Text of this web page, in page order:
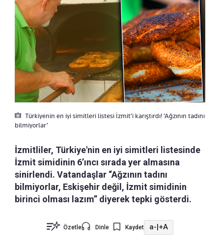
Türkiyenin en iyi simitleri listesi İzmit’i karıştırdı! ‘Ağzının tadını
bilmiyorlar’
İzmitliler, Türkiye'nin en iyi simitleri listesinde
İzmit simidinin 6’ıncı sırada yer almasına
sinirlendi. Vatandaşlar “Ağzının tadını
bilmiyorlar, Eskişehir değil, İzmit simidinin
birinci olması lazım” diyerek tepki gösterdi.
Özetle Dinle Kaydet a-|+A